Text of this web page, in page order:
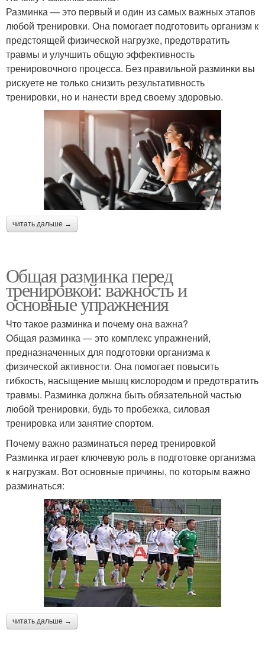
Разминка — это первый и один из самых важных этапов
любой тренировки. Она помогает подготовить организм к
предстоящей физической нагрузке, предотвратить
травмы и улучшить общую эффективность
тренировочного процесса. Без правильной разминки вы
рискуете не только снизить результативность
тренировки, но и нанести вред своему здоровью.
читать дальше →
Общая разминка перед
тренировкой: важность и
основные упражнения
Что такое разминка и почему она важна?
Общая разминка — это комплекс упражнений,
предназначенных для подготовки организма к
физической активности. Она помогает повысить
гибкость, насыщение мышц кислородом и предотвратить
травмы. Разминка должна быть обязательной частью
любой тренировки, будь то пробежка, силовая
тренировка или занятие спортом.
Почему важно разминаться перед тренировкой
Разминка играет ключевую роль в подготовке организма
к нагрузкам. Вот основные причины, по которым важно
разминаться:
читать дальше →